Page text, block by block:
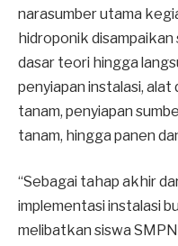
narasumber utama
hidroponik
dasar teori hingga
penyiapan instalasi, alat
tanam, penyiapan
tanam, hingga panen
“Sebagai tahap akhir
implementasi instalasi
melibatkan siswa